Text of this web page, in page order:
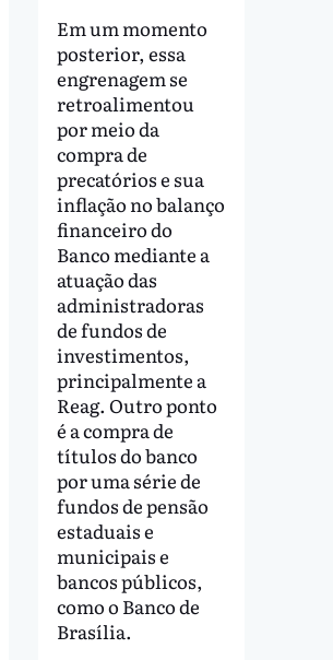
Em um momento
posterior, essa
engrenagem se
retroalimentou
por meio da
compra de
precatórios e sua
inflação no balanço
financeiro do
Banco mediante a
atuação das
administradoras
de fundos de
investimentos,
principalmente a
Reag. Outro ponto
é a compra de
títulos do banco
por uma série de
fundos de pensão
estaduais e
municipais e
bancos públicos,
como o Banco de
Brasília.